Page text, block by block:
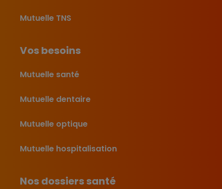
Mutuelle TNS
Vos besoins
Mutuelle santé
Mutuelle dentaire
Mutuelle optique
Mutuelle hospitalisation
Nos dossiers santé